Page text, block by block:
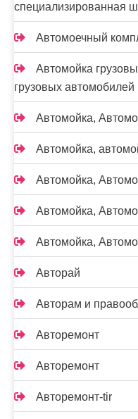
специализированная
Автомоечный
Автомойка
грузовых автомобилей
Автомойка,
Автомойка,
Автомойка,
Автомойка,
Автомойка,
Авторай
Авторам и
Авторемонт
Авторемонт
Авторемонт-tir